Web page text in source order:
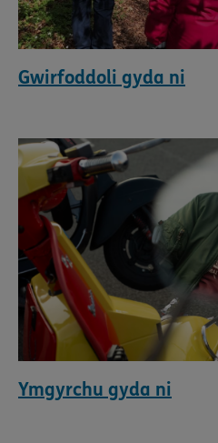
Gwirfoddoli gyda ni
Ymgyrchu gyda ni